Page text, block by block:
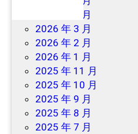
2026 年 6 月
2026 年 3 月
2026 年 2 月
2026 年 1 月
2025 年 11 月
2025 年 10 月
2025 年 9 月
2025 年 8 月
2025 年 7 月